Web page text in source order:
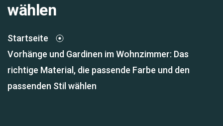
wählen
Startseite
Vorhänge und Gardinen im Wohnzimmer: Das
richtige Material, die passende Farbe und den
passenden Stil wählen